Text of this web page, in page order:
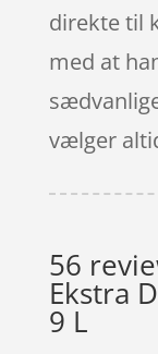
direkte til
med at
vælger
56
Ekstra
9 L